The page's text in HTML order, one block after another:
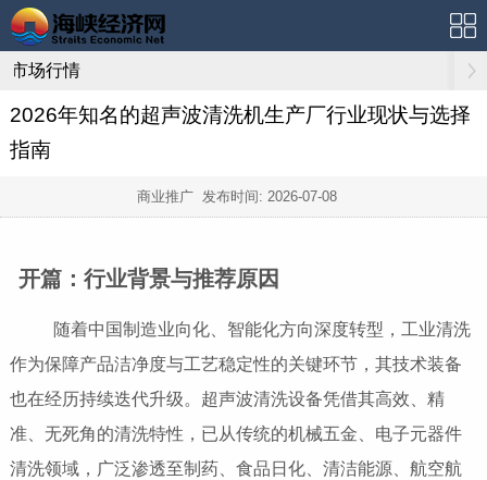
市场行情
2026年知名的超声波清洗机生产厂行业现状与选择
指南
商业推广 发布时间: 2026-07-08
开篇：行业背景与推荐原因
随着中国制造业向化、智能化方向深度转型，工业清洗
作为保障产品洁净度与工艺稳定性的关键环节，其技术装备
也在经历持续迭代升级。超声波清洗设备凭借其高效、精
准、无死角的清洗特性，已从传统的机械五金、电子元器件
清洗领域，广泛渗透至制药、食品日化、清洁能源、航空航